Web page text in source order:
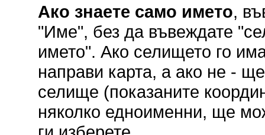
Ако знаете само името,
"Име", без да въвеждате
името". Ако селището го
направи карта, а ако не -
селище (показаните
няколко едноименни, ще